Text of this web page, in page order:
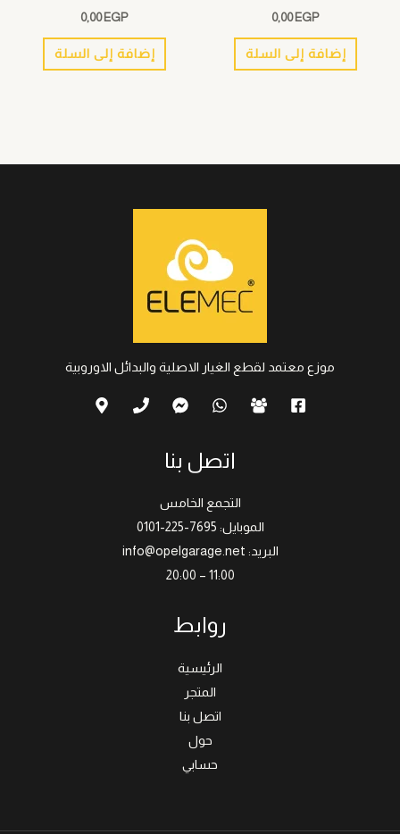
0,00 EGP
إضافة إلى السلة
0,00 EGP
إضافة إلى السلة
موزع معتمد لقطع الغيار الاصلية والبدائل الاوروبية
اتصل بنا
التجمع الخامس
الموبايل: 7695-225-0101
البريد: info@opelgarage.net
11:00 – 20:00
روابط
الرئيسية
المتجر
اتصل بنا
حول
حسابي